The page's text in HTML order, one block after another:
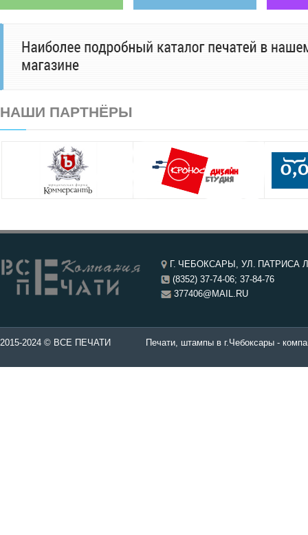
НАШИ ПАРТНЁРЫ
Г. ЧЕБОКСАРЫ, УЛ. ПАТРИСА
(8352) 37-74-06; 37-84-76
377406@MAIL.RU
в Чебоксары. Печати, штампы в г.Чебоксары -
2015-2024 © ВСЕ ПЕЧАТИ